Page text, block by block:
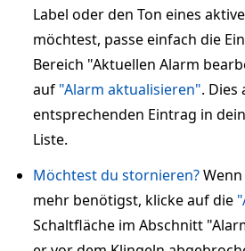
Label oder den Ton eines
möchtest, passe einfach die
Bereich "Aktuellen Alarm
auf "Alarm aktualisieren". Dies
entsprechenden Eintrag in
Liste.
Möchtest du stornieren?
mehr benötigst, klicke auf die
Schaltfläche im Abschnitt